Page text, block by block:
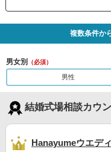
複数条件か
男女別 （必須）
男性
結婚式場相談カウ
Hanayumeウエデ